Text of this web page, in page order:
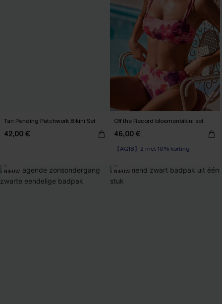
Tan Pending Patchwork Bikini Set
42,00 €
Off the Record bloemenbikini set
46,00 €
【AG18】2 met 10% korting
NIEUW NIEUW